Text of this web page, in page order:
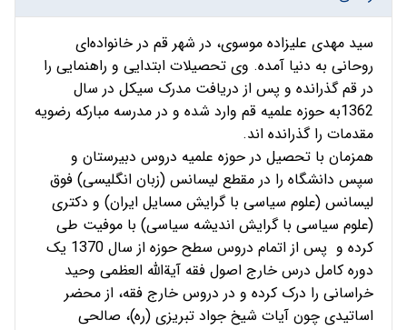
سید مهدى علیزاده موسوى، در شهر قم در خانواده‌اى
روحانى به دنیا آمده. وی تحصیلات ابتدایى و راهنمایى را
در قم گذرانده و پس از دریافت مدرک سیکل در سال
1362به حوزه علمیه قم وارد شده و در مدرسه مبارکه رضویه
مقدمات را گذرانده اند.
همزمان با تحصیل در حوزه علمیه دروس دبیرستان و
سپس دانشگاه را در مقطع لیسانس (زبان انگلیسى) فوق
لیسانس (علوم سیاسى با گرایش مسایل ایران) و دکترى
(علوم سیاسى با گرایش اندیشه سیاسى) با موفیت طی
کرده و پس از اتمام دروس سطح حوزه از سال 1370 یک
دوره کامل درس خارج اصول فقه آیة‌الله العظمى وحید
خراسانى را درک کرده و در دروس خارج فقه، از محضر
اساتیدى چون آیات شیخ جواد تبریزى (ره)، صالحى